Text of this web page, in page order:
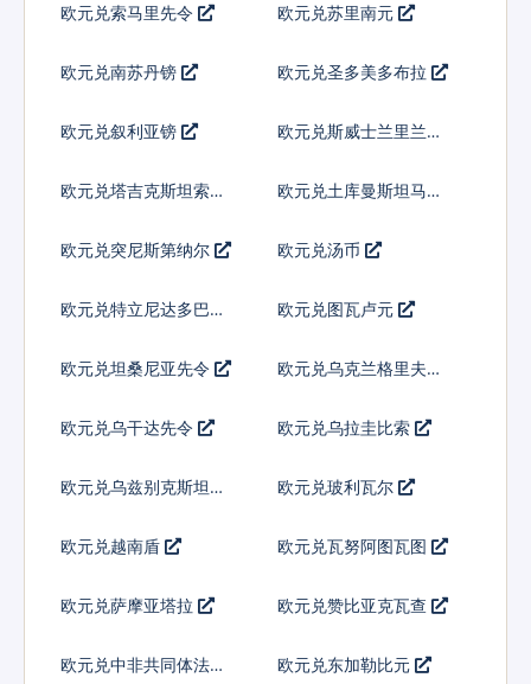
欧元兑索马里先令 欧元兑苏里南元
欧元兑南苏丹镑 欧元兑圣多美多布拉
欧元兑叙利亚镑
欧元兑斯威士兰里兰吉
欧元兑塔吉克斯坦索莫
欧元兑土库曼斯坦马纳
欧元兑突尼斯第纳尔 欧元兑汤币
欧元兑特立尼达多巴哥
欧元兑图瓦卢元
欧元兑坦桑尼亚先令 欧元兑乌克兰格里夫纳
欧元兑乌干达先令 欧元兑乌拉圭比索
欧元兑乌兹别克斯坦索
欧元兑玻利瓦尔
欧元兑越南盾 欧元兑瓦努阿图瓦图
欧元兑萨摩亚塔拉 欧元兑赞比亚克瓦查
欧元兑中非共同体法郎 欧元兑东加勒比元